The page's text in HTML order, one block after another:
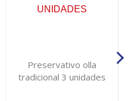
Preservativo olla
tradicional 3 unidades